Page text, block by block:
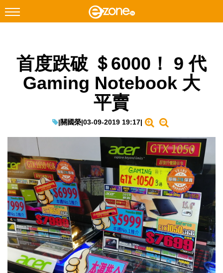
Facebook Instagram
科技焦點
教學評測
EduTech
IT Times
生成式AI與雲端應用
Enterprise Digital Transformation
特集
首度跌破 ＄6000！ 9 代
Gaming Notebook 大
平賣
|關國榮|03-09-2019 19:17|